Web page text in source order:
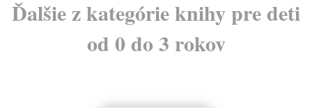
Ďalšie z kategórie knihy pre deti
od 0 do 3 rokov